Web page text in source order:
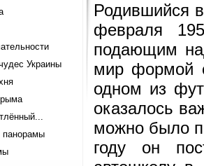
Украины
панорамы
Родившийся
февраля
подающим
мир формой
одном из
оказалось
можно было
году он